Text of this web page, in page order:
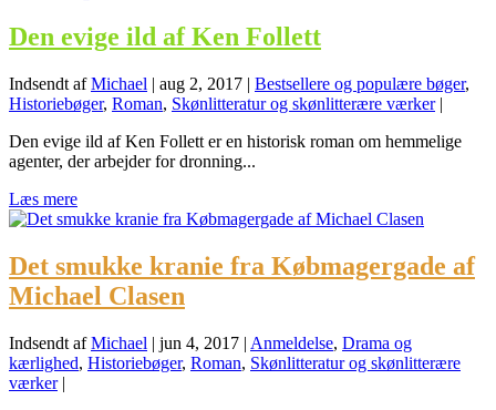
Den evige ild af Ken Follett
Indsendt afMichael | aug 2, 2017 | Bestsellere og populære bøger,
Historiebøger, Roman, Skønlitteratur og skønlitterære værker|
Den evige ild af Ken Follett er en historisk roman om hemmelige
agenter, der arbejder for dronning...
Læs mere
Det smukke kranie fra Købmagergade af
Michael Clasen
Indsendt afMichael | jun 4, 2017 | Anmeldelse, Drama og
kærlighed, Historiebøger, Roman, Skønlitteratur og skønlitterære
værker|